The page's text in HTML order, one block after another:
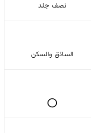
نصف جلد
السائق والسکن